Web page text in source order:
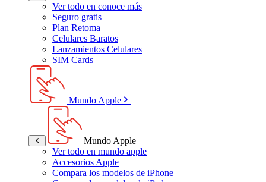
Ver todo en conoce más
Seguro gratis
Plan Retoma
Celulares Baratos
Lanzamientos Celulares
SIM Cards
Mundo Apple
Mundo Apple
Ver todo en mundo apple
Accesorios Apple
Compara los modelos de iPhone